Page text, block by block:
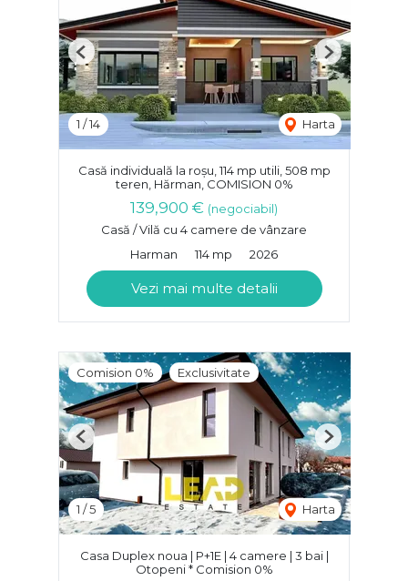
1 /14 Harta
Previous Next
Casă individuală la roșu, 114 mp utili, 508 mp
teren, Hărman, COMISION 0%
139,900 € (negociabil)
Casă / Vilă cu 4 camere de vânzare
Harman
114 mp 2026
Vezi mai multe detalii
Comision 0% Exclusivitate
1 /5 Harta
Previous Next
Casa Duplex noua | P+1E | 4 camere | 3 bai |
Otopeni * Comision 0%